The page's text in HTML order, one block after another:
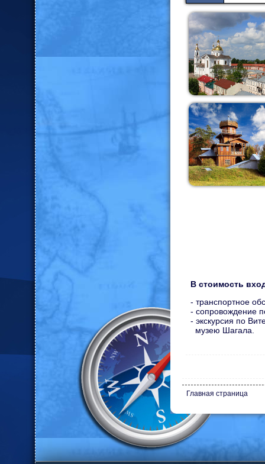
В стоимость
- транспортное
- сопровождение
- экскурсия по
музею Шагала.
Главная страница